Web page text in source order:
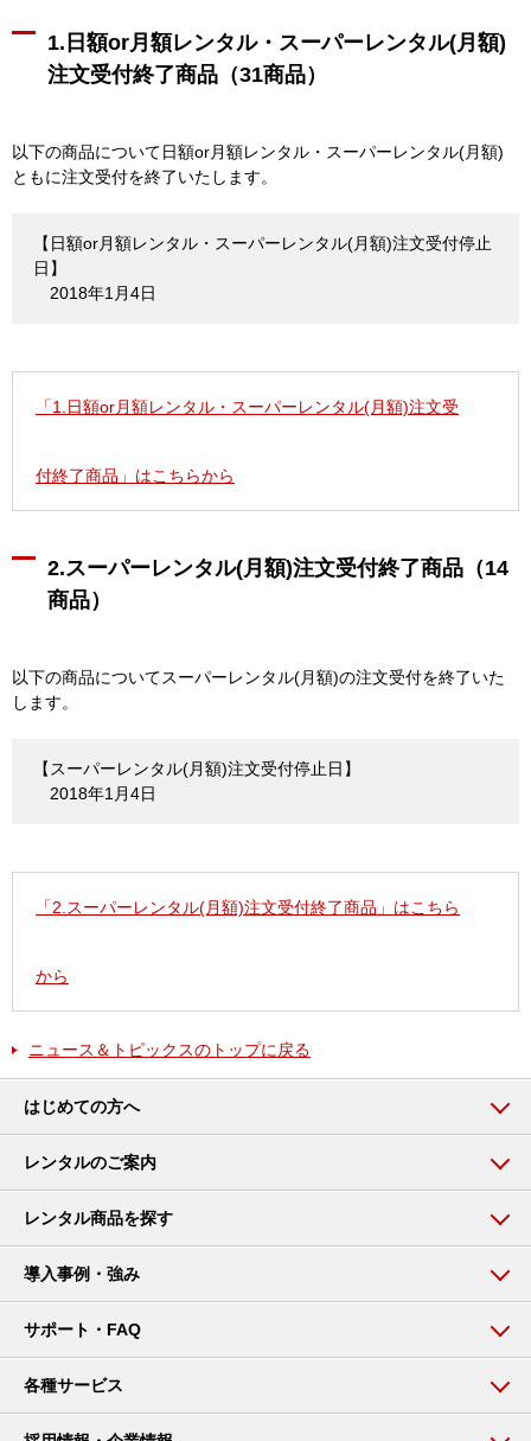
1.日額or月額レンタル・スーパーレンタル(月額)
注文受付終了商品（31商品）
以下の商品について日額or月額レンタル・スーパーレンタル(月額)
ともに注文受付を終了いたします。
【日額or月額レンタル・スーパーレンタル(月額)注文受付停止
日】
2018年1月4日
「1.日額or月額レンタル・スーパーレンタル(月額)注文受
付終了商品」はこちらから
2.スーパーレンタル(月額)注文受付終了商品（14
商品）
以下の商品についてスーパーレンタル(月額)の注文受付を終了いた
します。
【スーパーレンタル(月額)注文受付停止日】
2018年1月4日
「2.スーパーレンタル(月額)注文受付終了商品」はこちら
から
ニュース＆トピックスのトップに戻る
はじめての方へ
レンタルのご案内
レンタル商品を探す
導入事例・強み
サポート・FAQ
各種サービス